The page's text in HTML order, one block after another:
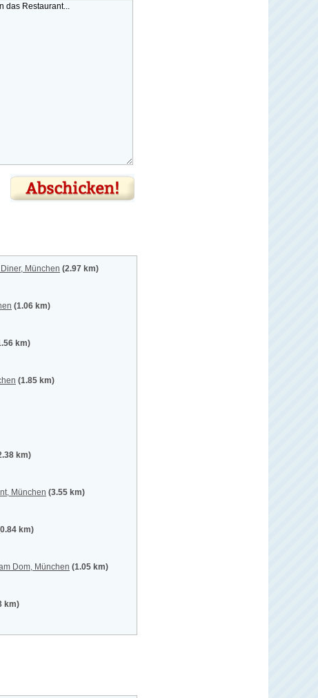
München (2.97 km)
(1.06 km)
km)
(1.85 km)
km)
München (3.55 km)
km)
Dom, München (1.05 km)
km)